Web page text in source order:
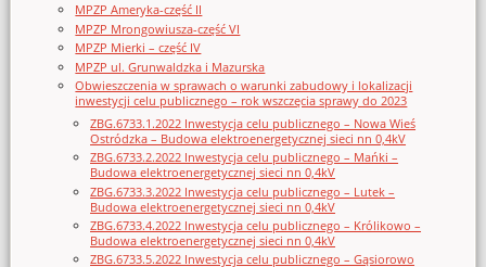
MPZP Ameryka-część II
MPZP Mrongowiusza-część VI
MPZP Mierki – część IV
MPZP ul. Grunwaldzka i Mazurska
Obwieszczenia w sprawach o warunki zabudowy i lokalizacji
inwestycji celu publicznego – rok wszczęcia sprawy do 2023
ZBG.6733.1.2022 Inwestycja celu publicznego – Nowa Wieś
Ostródzka – Budowa elektroenergetycznej sieci nn 0,4kV
ZBG.6733.2.2022 Inwestycja celu publicznego – Mańki –
Budowa elektroenergetycznej sieci nn 0,4kV
ZBG.6733.3.2022 Inwestycja celu publicznego – Lutek –
Budowa elektroenergetycznej sieci nn 0,4kV
ZBG.6733.4.2022 Inwestycja celu publicznego – Królikowo –
Budowa elektroenergetycznej sieci nn 0,4kV
ZBG.6733.5.2022 Inwestycja celu publicznego – Gąsiorowo